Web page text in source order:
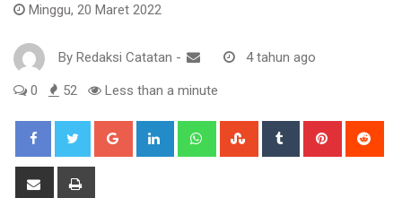
Minggu, 20 Maret 2022
By Redaksi Catatan - 4 tahun ago
0 52 Less than a minute
Google+ LinkedIn WhatsappStumbleUpon
Tumblr Pinterest
Share